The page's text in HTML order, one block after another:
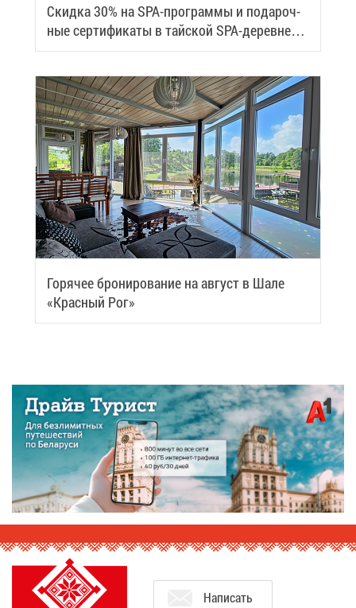
Скид­ка 30% на SPA-про­грам­мы и по­да­роч­
ные сер­ти­фи­ка­ты в тай­ской SPA-де­ревне
Samui
Го­ря­чее бро­ни­ро­ва­ние на ав­густ в Ша­ле
«Крас­ный Рог»
На­пи­сать